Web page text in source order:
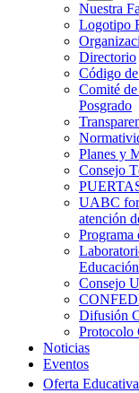
Nuestra
Logotipo
Directorio
Código
Comité
Posgrado
Planes y
Consejo
UABC
atención
Programa
Consejo
Difusión
Noticias
Eventos
Oferta Educativa